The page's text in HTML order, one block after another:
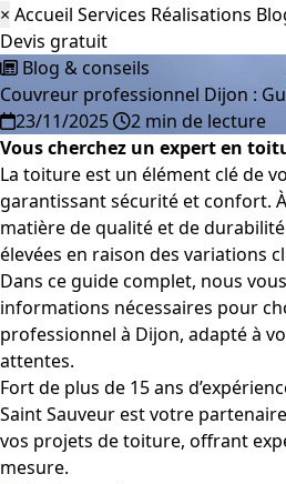
× Accueil Services Réalisations
Devis gratuit
Blog & conseils
Couvreur professionnel Dijon :
23/11/2025
2 min de lecture
Vous cherchez un expert en
La toiture est un élément clé de
garantissant sécurité et confort.
matière de qualité et de
élevées en raison des variations
Dans ce guide complet, nous
informations nécessaires pour
professionnel à Dijon, adapté à
attentes.
Fort de plus de 15 ans
Saint Sauveur est votre
vos projets de toiture, offrant
mesure.